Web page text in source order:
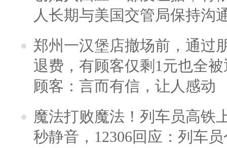
人长期与美国交管局保持沟
郑州一汉堡店撤场前，通过
退费，有顾客仅剩1元也全
顾客：言而有信，让人感动
魔法打败魔法！列车员高铁
秒静音，12306回应：列车